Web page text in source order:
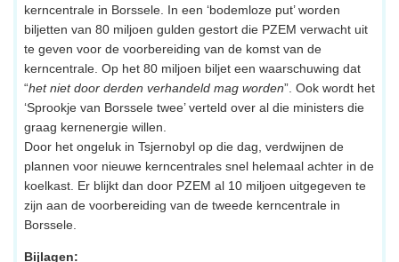
kerncentrale in Borssele. In een ‘bodemloze put’ worden
biljetten van 80 miljoen gulden gestort die PZEM verwacht uit
te geven voor de voorbereiding van de komst van de
kerncentrale. Op het 80 miljoen biljet een waarschuwing dat
“het niet door derden verhandeld mag worden”. Ook wordt het
‘Sprookje van Borssele twee’ verteld over al die ministers die
graag kernenergie willen.
Door het ongeluk in Tsjernobyl op die dag, verdwijnen de
plannen voor nieuwe kerncentrales snel helemaal achter in de
koelkast. Er blijkt dan door PZEM al 10 miljoen uitgegeven te
zijn aan de voorbereiding van de tweede kerncentrale in
Borssele.
Bijlagen: